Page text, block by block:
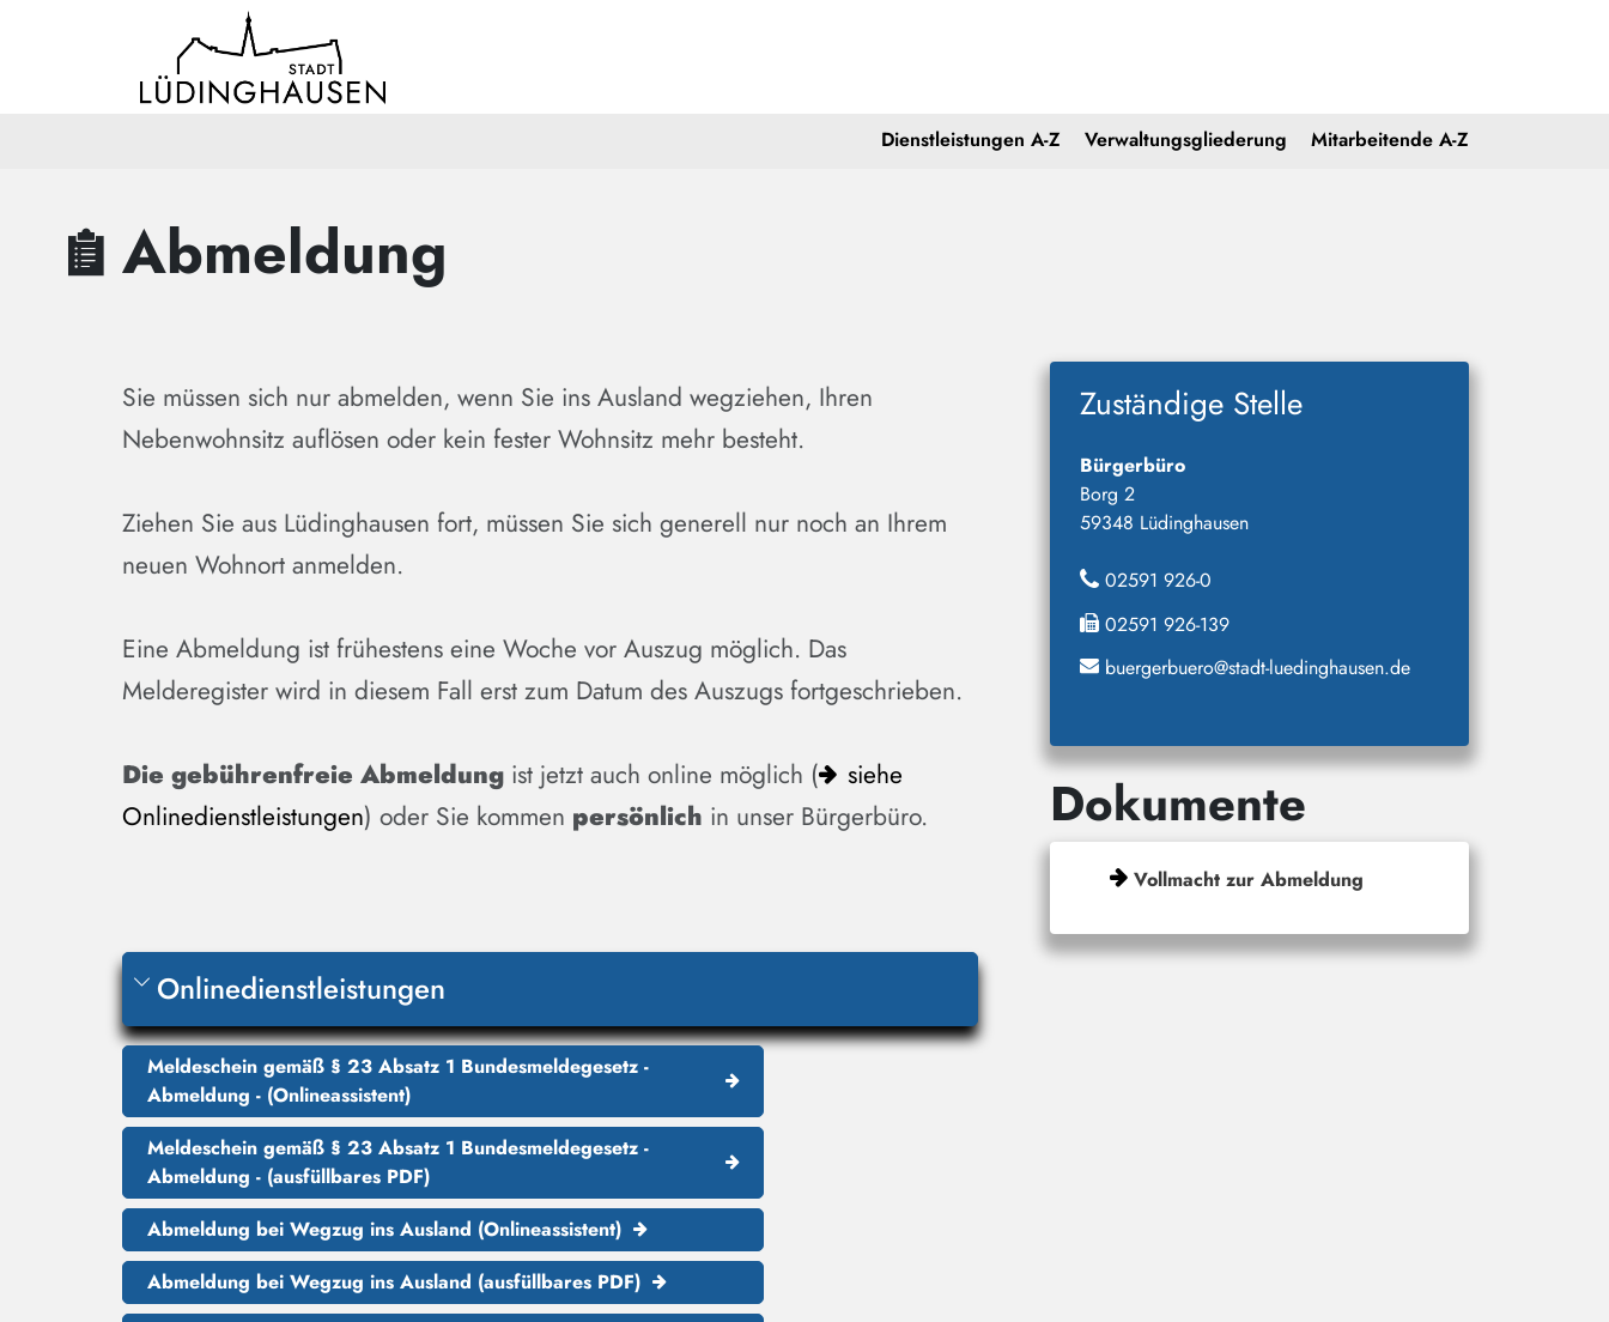
Zum Header
Zum Hauptinhalt
Zum Footer
Dienstleistungen A-Z Verwaltungsgliederung Mitarbeitende A-Z
Abmeldung
Sie müssen sich nur abmelden, wenn Sie ins Ausland wegziehen, Ihren
Nebenwohnsitz auflösen oder kein fester Wohnsitz mehr besteht.
Ziehen Sie aus Lüdinghausen fort, müssen Sie sich generell nur noch an Ihrem
neuen Wohnort anmelden.
Eine Abmeldung ist frühestens eine Woche vor Auszug möglich. Das
Melderegister wird in diesem Fall erst zum Datum des Auszugs fortgeschrieben.
Die gebührenfreie Abmeldung ist jetzt auch online möglich (
siehe
Onlinedienstleistungen) oder Sie kommen persönlich in unser Bürgerbüro.
Onlinedienstleistungen
Meldeschein gemäß § 23 Absatz 1 Bundesmeldegesetz -
Abmeldung - (Onlineassistent)
Meldeschein gemäß § 23 Absatz 1 Bundesmeldegesetz -
Abmeldung - (ausfüllbares PDF)
Abmeldung bei Wegzug ins Ausland (Onlineassistent)
Abmeldung bei Wegzug ins Ausland (ausfüllbares PDF)
Zuständige Stelle
Bürgerbüro
Borg 2
59348 Lüdinghausen
02591 926-0
02591 926-139
buergerbuero@stadt-luedinghausen.de
Dokumente
Vollmacht zur Abmeldung